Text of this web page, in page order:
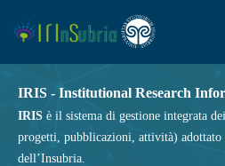
IRIS - Institutional Research
IRIS è il sistema di gestione integrata
progetti, pubblicazioni, attività)
dell’Insubria.